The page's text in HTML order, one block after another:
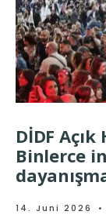
DİDF
Binlerce
14. Juni 2026 •